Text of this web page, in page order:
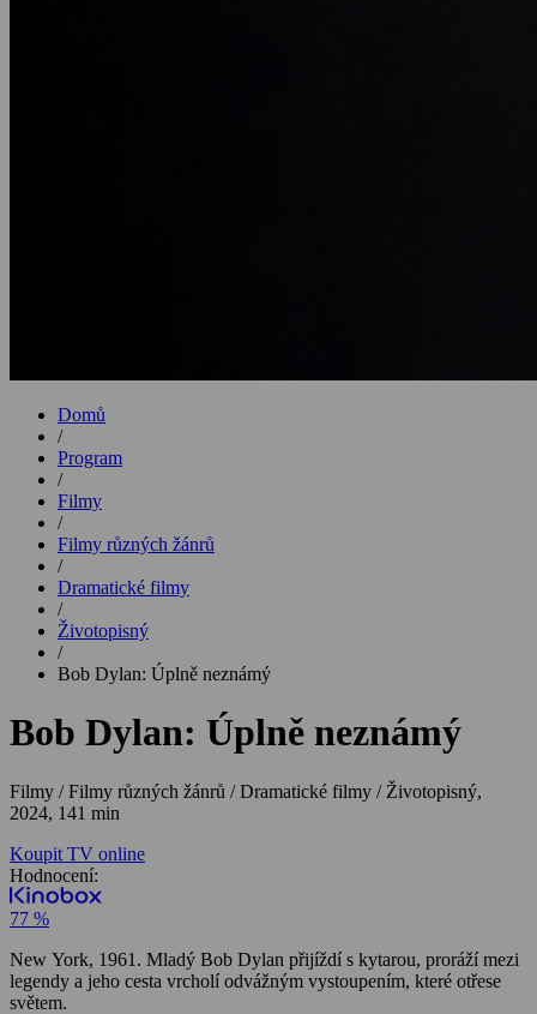
Domů
/
Program
/
Filmy
/
Filmy různých žánrů
/
Dramatické filmy
/
Životopisný
/
Bob Dylan: Úplně neznámý
Bob Dylan: Úplně neznámý
Filmy / Filmy různých žánrů / Dramatické filmy / Životopisný,
2024, 141 min
Koupit TV online
Hodnocení:
77 %
New York, 1961. Mladý Bob Dylan přijíždí s kytarou, proráží mezi
legendy a jeho cesta vrcholí odvážným vystoupením, které otřese
světem.